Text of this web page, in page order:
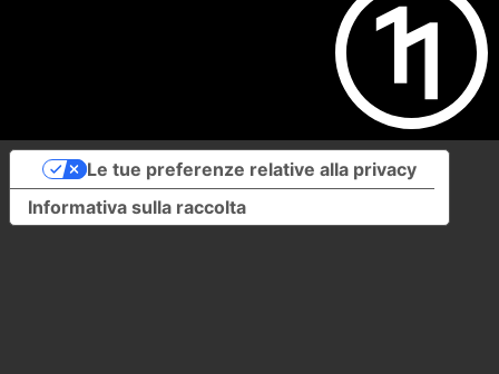
Informativa sulla raccolta
Le tue preferenze relative alla privacy